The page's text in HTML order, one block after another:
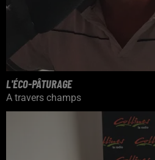
L'ÉCO-PÂTURAGE
A travers champs